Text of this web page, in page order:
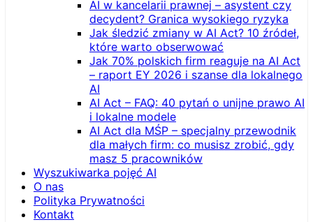
AI w kancelarii prawnej – asystent czy
decydent? Granica wysokiego ryzyka
Jak śledzić zmiany w AI Act? 10 źródeł,
które warto obserwować
Jak 70% polskich firm reaguje na AI Act
– raport EY 2026 i szanse dla lokalnego
AI
AI Act – FAQ: 40 pytań o unijne prawo AI
i lokalne modele
AI Act dla MŚP – specjalny przewodnik
dla małych firm: co musisz zrobić, gdy
masz 5 pracowników
Wyszukiwarka pojęć AI
O nas
Polityka Prywatności
Kontakt